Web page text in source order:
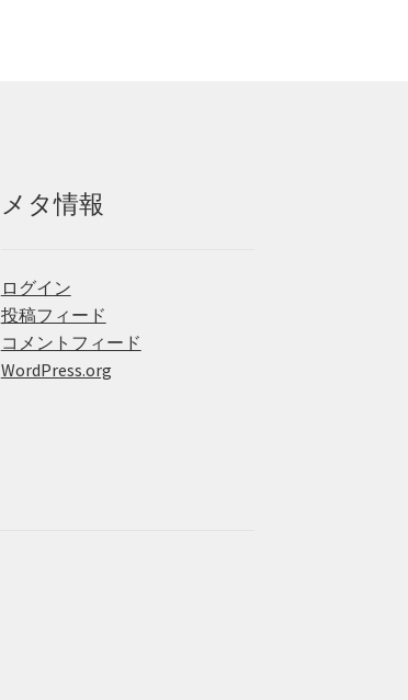
メタ情報
ログイン
投稿フィード
コメントフィード
WordPress.org